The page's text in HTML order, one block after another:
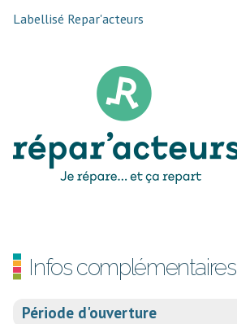
Labellisé Repar'acteurs
Infos complémentaires
Période d'ouverture